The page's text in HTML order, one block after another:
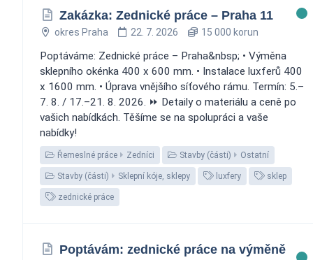
Zakázka: Zednické práce – Praha 11 ️
okres Praha 22. 7. 2026 15 000 korun
Poptáváme: Zednické práce – Praha&nbsp; • Výměna
sklepního okénka 400 x 600 mm. • Instalace luxferů 400
x 1600 mm. • Úprava vnějšího síťového rámu. Termín: 5.–
7. 8. / 17.–21. 8. 2026. ⏩ Detaily o materiálu a ceně po
vašich nabídkách. Těšíme se na spolupráci a vaše
nabídky!
Řemeslné práce Zedníci Stavby (části) Ostatní
Stavby (části) Sklepní kóje, sklepy luxfery sklep
zednické práce
Poptávám: zednické práce na výměně